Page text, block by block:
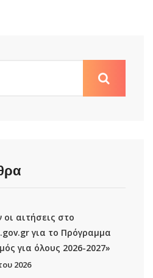
οι αιτήσεις στο
για το Πρόγραμμα
για όλους 2026-2027»
2026